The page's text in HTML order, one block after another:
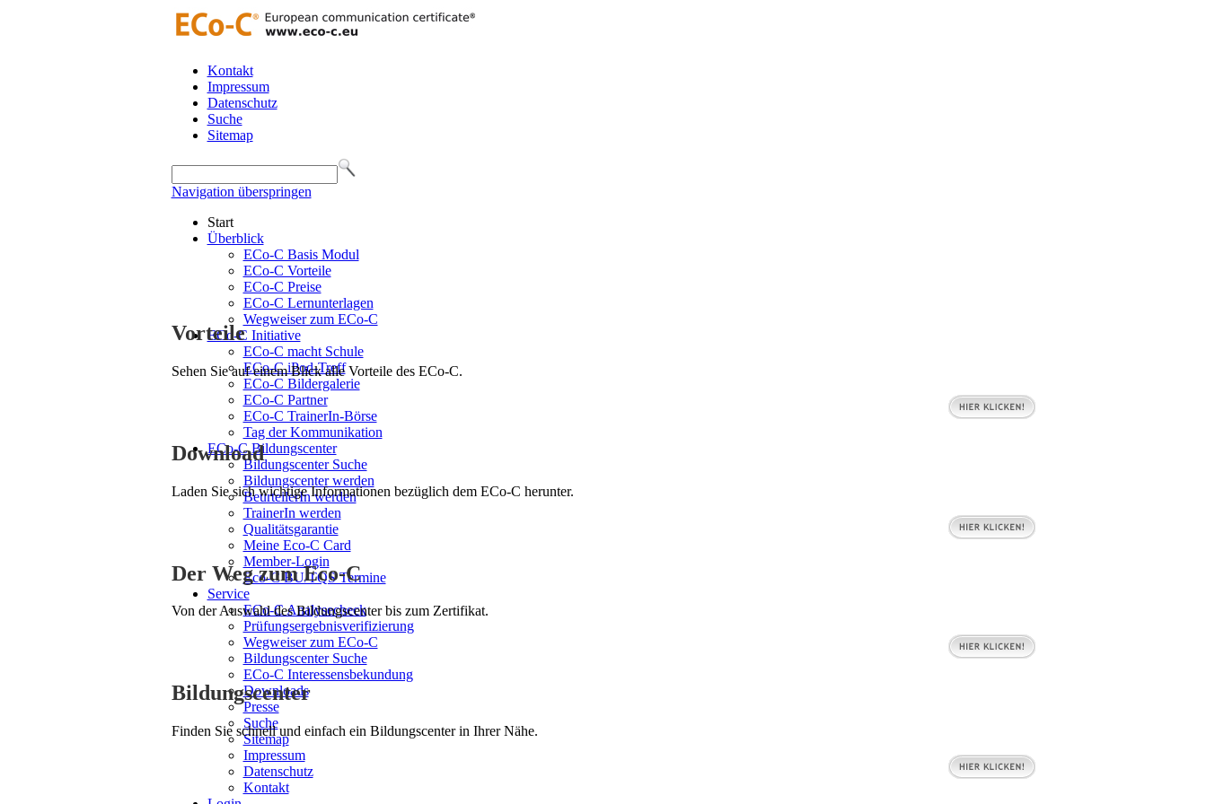
Kontakt
Impressum
Datenschutz
Suche
Sitemap
Navigation überspringen
Start
Überblick
ECo-C Basis Modul
ECo-C Vorteile
ECo-C Preise
ECo-C Lernunterlagen
Wegweiser zum ECo-C
ECo-C Initiative
ECo-C macht Schule
ECo-C iPod-Treff
ECo-C Bildergalerie
ECo-C Partner
ECo-C TrainerIn-Börse
Tag der Kommunikation
ECo-C Bildungscenter
Bildungscenter Suche
Bildungscenter werden
BeurteilerIn werden
TrainerIn werden
Qualitätsgarantie
Meine Eco-C Card
Member-Login
Eco-C BU/TQS Termine
Service
ECo-C Analysecheck
Prüfungsergebnisverifizierung
Wegweiser zum ECo-C
Bildungscenter Suche
ECo-C Interessensbekundung
Downloads
Presse
Suche
Sitemap
Impressum
Datenschutz
Kontakt
Vorteile
Sehen Sie auf einem Blick alle Vorteile des ECo-C.
Download
Laden Sie sich wichtige Informationen bezüglich dem ECo-C herunter.
Der Weg zum Eco-C
Von der Auswahl des Bildungscenter bis zum Zertifikat.
Bildungscenter
Finden Sie schnell und einfach ein Bildungscenter in Ihrer Nähe.